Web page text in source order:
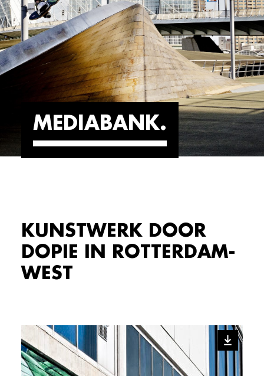
MEDIABANK
KUNSTWERK DOOR
DOPIE IN ROTTERDAM-
WEST